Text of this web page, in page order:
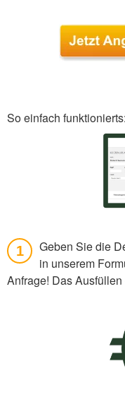
So einfach funktionierts:
1
Geben Sie die
in unserem
Anfrage! Das